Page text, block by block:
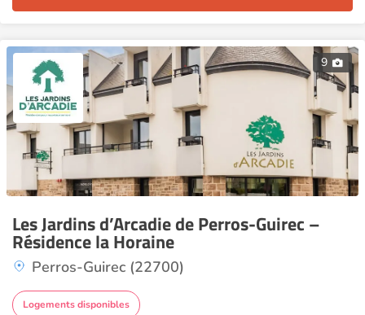
9
Les Jardins d’Arcadie de Perros-Guirec –
Résidence la Horaine
Perros-Guirec (22700)
Logements disponibles